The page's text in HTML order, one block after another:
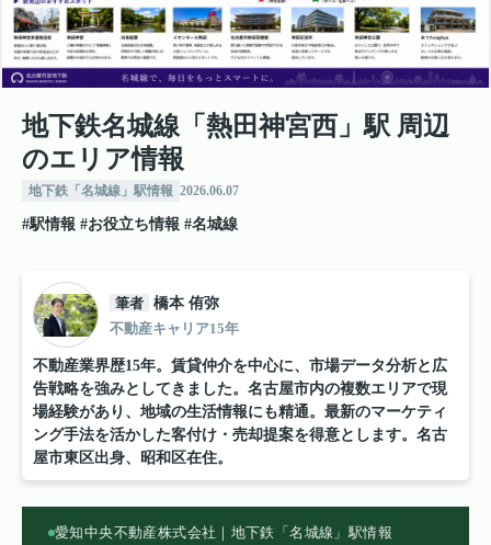
地下鉄名城線「熱田神宮西」駅 周辺
のエリア情報
地下鉄「名城線」駅情報 2026.06.07
#駅情報 #お役立ち情報 #名城線
筆者 橋本 侑弥
不動産キャリア15年
不動産業界歴15年。賃貸仲介を中心に、市場データ分析と広
告戦略を強みとしてきました。名古屋市内の複数エリアで現
場経験があり、地域の生活情報にも精通。最新のマーケティ
ング手法を活かした客付け・売却提案を得意とします。名古
屋市東区出身、昭和区在住。
愛知中央不動産株式会社｜地下鉄「名城線」駅情報